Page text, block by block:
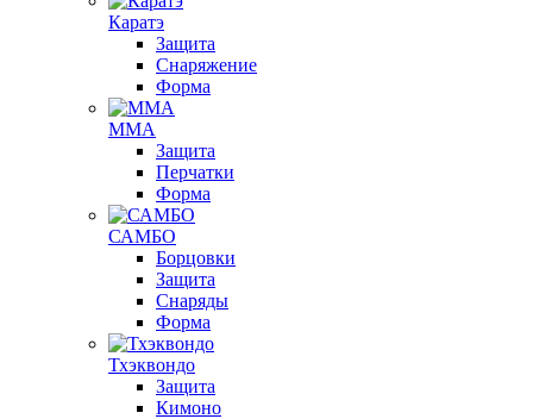
Каратэ
Защита
Снаряжение
Форма
ММА
Защита
Перчатки
Форма
САМБО
Борцовки
Защита
Снаряды
Форма
Тхэквондо
Защита
Кимоно